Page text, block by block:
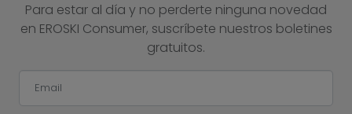
Para estar al día y no perderte ninguna novedad
en EROSKI Consumer, suscríbete nuestros boletines
gratuitos.